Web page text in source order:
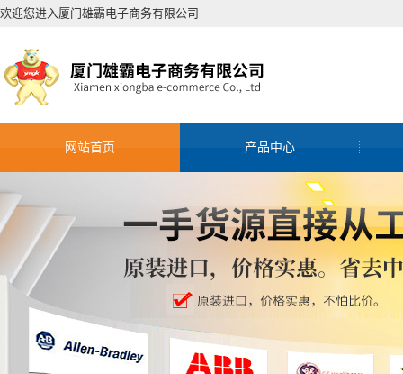
欢迎您进入厦门雄霸电子商务有限公司
网站首页 产品中心